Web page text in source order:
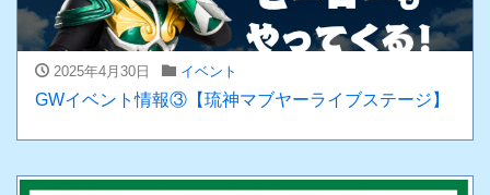
2025年4月30日 イベント
GWイベント情報③【琉神マブヤーライブステージ】